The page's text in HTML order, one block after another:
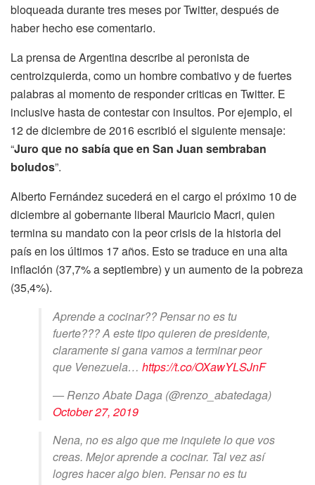
bloqueada durante tres meses por Twitter, después de
haber hecho ese comentario.
La prensa de Argentina describe al peronista de
centroizquierda, como un hombre combativo y de fuertes
palabras al momento de responder criticas en Twitter. E
inclusive hasta de contestar con insultos. Por ejemplo, el
12 de diciembre de 2016 escribió el siguiente mensaje:
“Juro que no sabía que en San Juan sembraban
boludos”.
Alberto Fernández sucederá en el cargo el próximo 10 de
diciembre al gobernante liberal Mauricio Macri, quien
termina su mandato con la peor crisis de la historia del
país en los últimos 17 años. Esto se traduce en una alta
inflación (37,7% a septiembre) y un aumento de la pobreza
(35,4%).
Aprende a cocinar?? Pensar no es tu
fuerte??? A este tipo quieren de presidente,
claramente si gana vamos a terminar peor
que Venezuela… https://t.co/OXawYLSJnF
— Renzo Abate Daga (@renzo_abatedaga)
October 27, 2019
Nena, no es algo que me inquiete lo que vos
creas. Mejor aprende a cocinar. Tal vez así
logres hacer algo bien. Pensar no es tu